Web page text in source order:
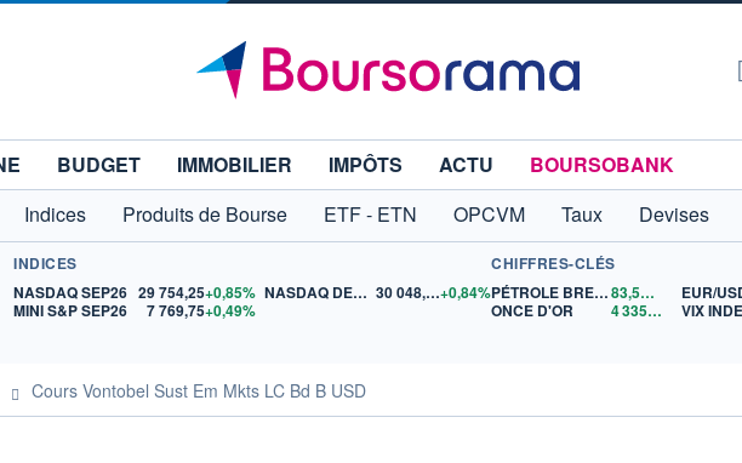
BUDGET IMMOBILIER IMPÔTS ACTU
BOURSOBANK
Indices Produits de Bourse ETF - ETN OPCVM Taux Devises
INDICES
NASDAQ SEP26 29 754,25+0,85%
MINI S&P SEP26
7 769,75+0,49%
NASDAQ DEC26 30 048,00+0,84%
CHIFFRES-CLÉS
PÉTROLE BRENT
83,51$US
ONCE D'OR
4 335,11 $US
EUR/
VIX
Cours Vontobel Sust Em Mkts LC Bd B USD